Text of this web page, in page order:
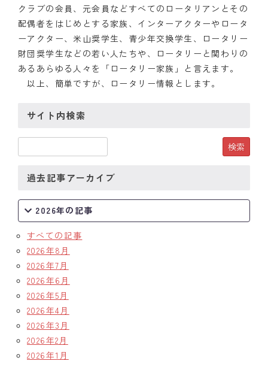
クラブの会員、元会員などすべてのロータリアンとその
配偶者をはじめとする家族、インターアクターやロータ
ーアクター、米山奨学生、青少年交換学生、ロータリー
財団奨学生などの若い人たちや、ロータリーと関わりの
あるあらゆる人々を「ロータリー家族」と言えます。
以上、簡単ですが、ロータリー情報とします。
サイト内検索
過去記事アーカイブ
2026年の記事
すべての記事
2026年8月
2026年7月
2026年6月
2026年5月
2026年4月
2026年3月
2026年2月
2026年1月